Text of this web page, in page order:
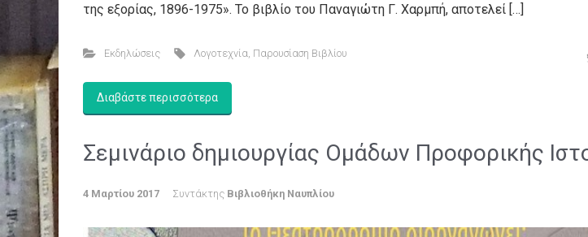
της εξορίας, 1896-1975». Το βιβλίο του Παναγιώτη Γ. Χαρμπή, αποτελεί […]
Εκδηλώσεις Λογοτεχνία Παρουσίαση Βιβλίου
Διαβάστε περισσότερα
Σεμινάριο δημιουργίας Ομάδων Προφορικής
4 Μαρτίου 2017 Συντάκτης Βιβλιοθήκη Ναυπλίου